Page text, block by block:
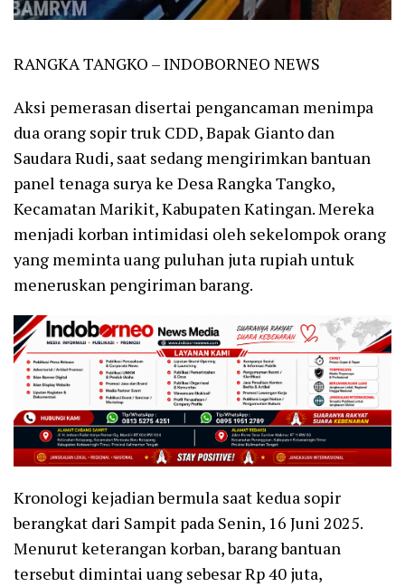
RANGKA TANGKO – INDOBORNEO NEWS
Aksi pemerasan disertai pengancaman menimpa
dua orang sopir truk CDD, Bapak Gianto dan
Saudara Rudi, saat sedang mengirimkan bantuan
panel tenaga surya ke Desa Rangka Tangko,
Kecamatan Marikit, Kabupaten Katingan. Mereka
menjadi korban intimidasi oleh sekelompok orang
yang meminta uang puluhan juta rupiah untuk
meneruskan pengiriman barang.
Kronologi kejadian bermula saat kedua sopir
berangkat dari Sampit pada Senin, 16 Juni 2025.
Menurut keterangan korban, barang bantuan
tersebut dimintai uang sebesar Rp 40 juta,